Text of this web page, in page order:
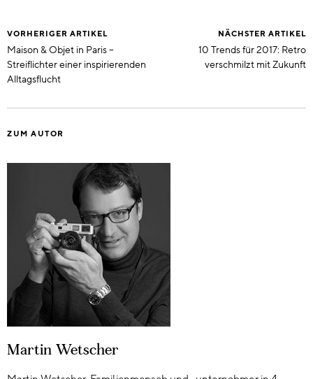
VORHERIGER ARTIKEL
Maison & Objet in Paris –
Streiflichter einer inspirierenden
Alltagsflucht
NÄCHSTER ARTIKEL
10 Trends für 2017: Retro
verschmilzt mit Zukunft
ZUM AUTOR
Martin Wetscher